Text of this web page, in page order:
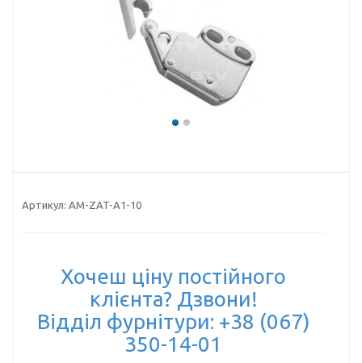
Артикул: AM-ZAT-A1-10
Хочеш ціну постійного
клієнта? Дзвони!
Відділ фурнітури: +38 (067)
350-14-01